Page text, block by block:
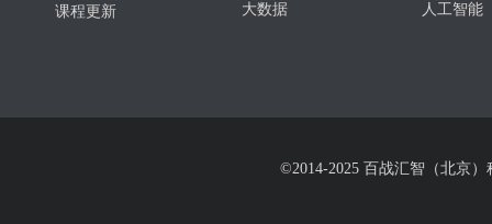
课程更新
大数据
人工智能
©2014-2025 百战汇智（北京